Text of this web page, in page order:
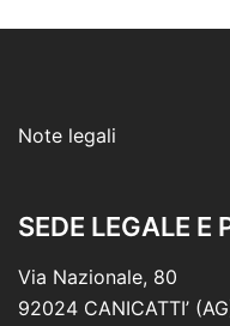
Note legali
SEDE LEGALE E
Via Nazionale, 80
92024 CANICATTI’